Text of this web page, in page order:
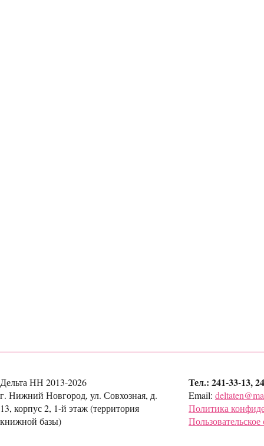
Дельта НН 2013-2026
г. Нижний Новгород, ул. Совхозная, д.
13, корпус 2, 1-й этаж (территория
книжной базы)
Тел.: 241-33-13,
Email:
Политика